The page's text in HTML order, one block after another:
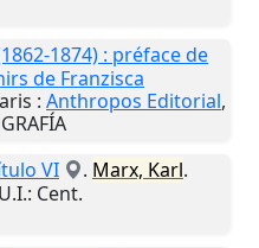
1874) : préface de
de Franzisca
: Anthropos Editorial,
VI
. Marx, Karl.
U.I.: Cent.